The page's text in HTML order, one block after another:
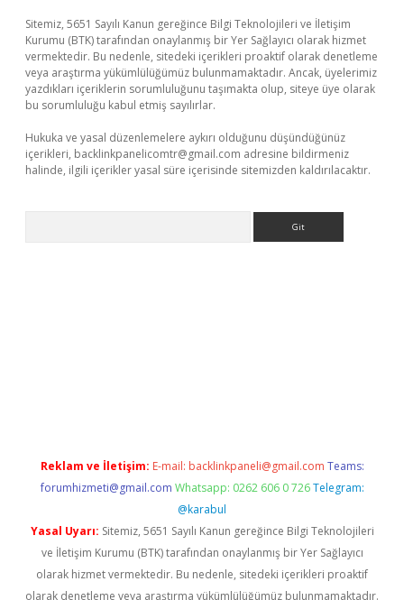
Sitemiz, 5651 Sayılı Kanun gereğince Bilgi Teknolojileri ve İletişim
Kurumu (BTK) tarafından onaylanmış bir Yer Sağlayıcı olarak hizmet
vermektedir. Bu nedenle, sitedeki içerikleri proaktif olarak denetleme
veya araştırma yükümlülüğümüz bulunmamaktadır. Ancak, üyelerimiz
yazdıkları içeriklerin sorumluluğunu taşımakta olup, siteye üye olarak
bu sorumluluğu kabul etmiş sayılırlar.
Hukuka ve yasal düzenlemelere aykırı olduğunu düşündüğünüz
içerikleri, backlinkpanelicomtr@gmail.com adresine bildirmeniz
halinde, ilgili içerikler yasal süre içerisinde sitemizden kaldırılacaktır.
Reklam ve İletişim: E-mail: backlinkpaneli@gmail.com Teams:
forumhizmeti@gmail.com Whatsapp: 0262 606 0 726 Telegram:
@karabul
Yasal Uyarı: Sitemiz, 5651 Sayılı Kanun gereğince Bilgi Teknolojileri
ve İletişim Kurumu (BTK) tarafından onaylanmış bir Yer Sağlayıcı
olarak hizmet vermektedir. Bu nedenle, sitedeki içerikleri proaktif
olarak denetleme veya araştırma yükümlülüğümüz bulunmamaktadır.